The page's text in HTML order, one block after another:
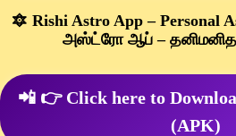
🔯 Rishi Astro App – Personal
அஸ்ட்ரோ ஆப் – தனிமனித
📲 👉 Click here to
(APK)